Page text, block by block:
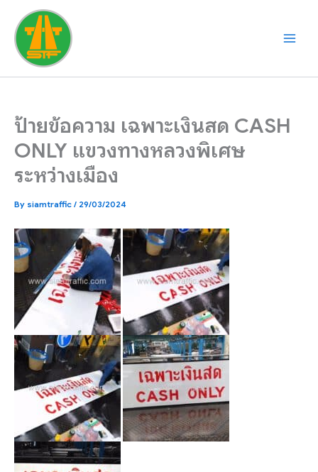
content
ป้ายข้อความ เฉพาะเงินสด CASH
ONLY แขวงทางหลวงพิเศษ
ระหว่างเมือง
By siamtraffic / 29/03/2024